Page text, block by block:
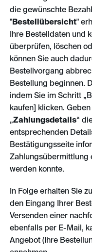
die gewünschte
"Bestellübersicht"
Ihre Bestelldaten und
überprüfen, löschen
können Sie auch
Bestellvorgang
Bestellung beginnen.
indem Sie im Schritt
kaufen] klicken.
„Zahlungsdetails“
entsprechenden
Bestätigungsseite
Zahlungsübermittlung
werden konnte.
In Folge erhalten Sie
den Eingang Ihrer
Versenden einer
ebenfalls per E-Mail,
Angebot (Ihre